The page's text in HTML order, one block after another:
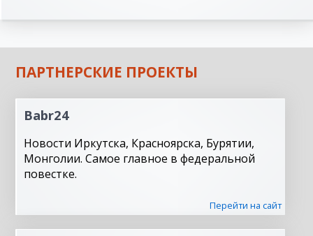
ПАРТНЕРСКИЕ ПРОЕКТЫ
Babr24
Новости Иркутска, Красноярска, Бурятии,
Монголии. Самое главное в федеральной
повестке.
Перейти на сайт